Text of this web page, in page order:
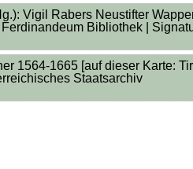
Vigil Rabers Neustifter
Bibliothek |
1564-1665 [auf dieser Karte:
Staatsarchiv